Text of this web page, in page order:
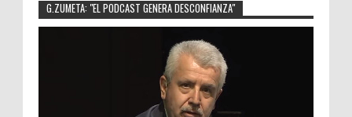
G.ZUMETA: "EL PODCAST GENERA DESCONFIANZA"